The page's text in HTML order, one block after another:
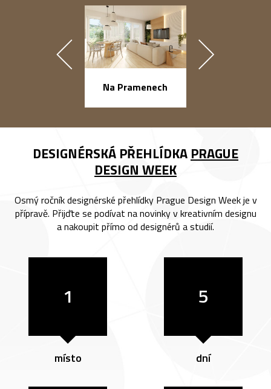
Na Pramenech
DESIGNÉRSKÁ PŘEHLÍDKA PRAGUE
DESIGN WEEK
Osmý ročník designérské přehlídky Prague Design Week je v
přípravě. Přijďte se podívat na novinky v kreativním designu
a nakoupit přímo od designérů a studií.
1
místo
5
dní